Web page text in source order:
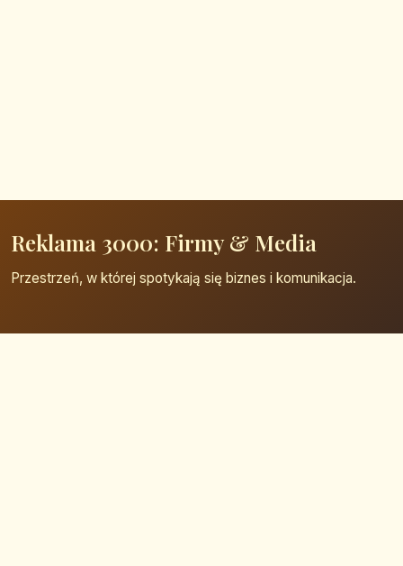
Reklama 3000: Firmy & Media
Przestrzeń, w której spotykają się biznes i komunikacja.